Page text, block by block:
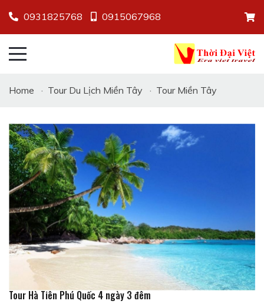
0931825768 0915067968
Home · Tour Du Lịch Miền Tây · Tour Miền Tây
Tour Hà Tiên Phú Quốc 4 ngày 3 đêm